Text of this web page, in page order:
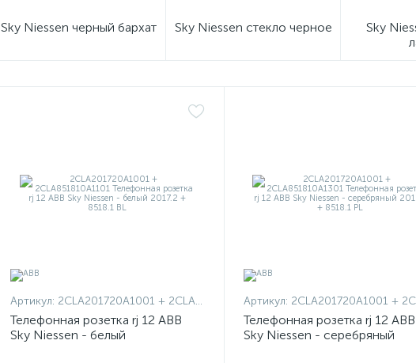
Sky Niessen черный бархат Sky Niessen стекло черное
Sky
Артикул: 2CLA201720A1001 + 2CLA851810A1101
Телефонная розетка rj 12 ABB
Sky Niessen - белый
Артикул: 2CLA201720A1001 +
Телефонная розетка rj 12 ABB
Sky Niessen - серебряный